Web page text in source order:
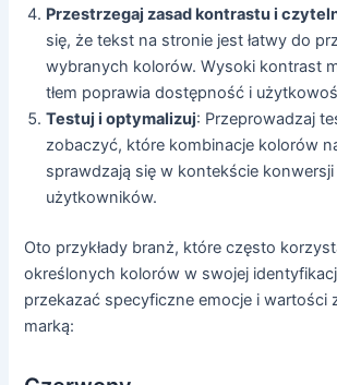
Przestrzegaj zasad kontrastu i
się, że tekst na stronie jest łatwy do
wybranych kolorów. Wysoki kontrast
tłem poprawia dostępność i
Testuj i optymalizuj: Przeprowadzaj
zobaczyć, które kombinacje kolorów
sprawdzają się w kontekście
użytkowników.
Oto przykłady branż, które często
określonych kolorów w swojej
przekazać specyficzne emocje i wartości
marką: